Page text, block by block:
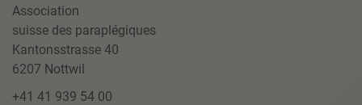
Association
suisse des paraplégiques
Kantonsstrasse 40
6207 Nottwil
+41 41 939 54 00